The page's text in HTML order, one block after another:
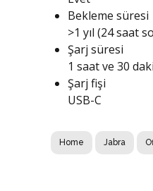
Bekleme süresi
>1 yıl (24 saat
Şarj süresi
1 saat ve 30
Şarj fişi
USB-C
Home Jabra